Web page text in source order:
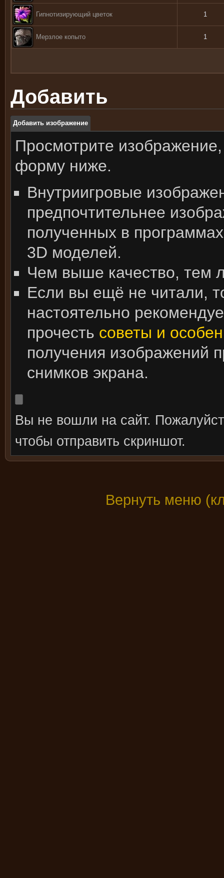
Гипнотизирующий цветок 1
Мерзлое копыто 1
Добавить
Добавить изображение
Просмотрите изображение,
форму ниже.
Внутриигровые
предпочтительнее
полученных в
3D моделей.
Чем выше качество, тем
Если вы ещё не читали,
настоятельно
прочесть советы и
получения изображений
снимков экрана.
Вы не вошли на сайт.
чтобы отправить скриншот.
Вернуть меню